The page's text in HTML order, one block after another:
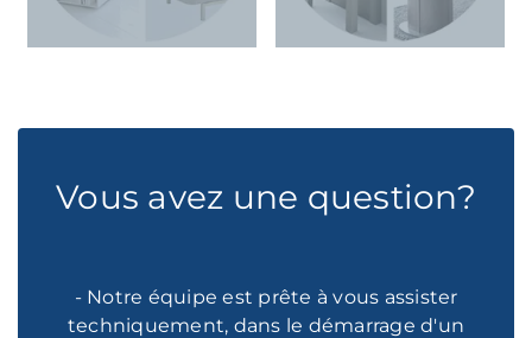
Vous avez une question?
- Notre équipe est prête à vous assister
techniquement, dans le démarrage d'un